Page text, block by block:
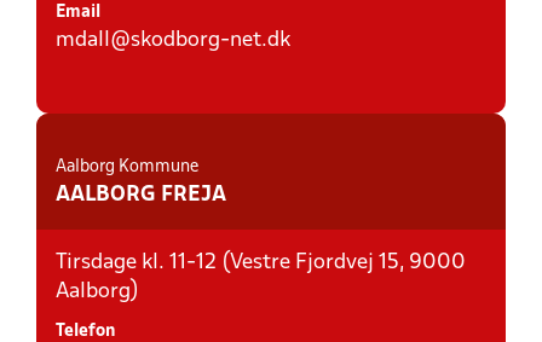
Email
mdall@skodborg-net.dk
Aalborg Kommune
AALBORG FREJA
Tirsdage kl. 11-12 (Vestre Fjordvej 15, 9000
Aalborg)
Telefon